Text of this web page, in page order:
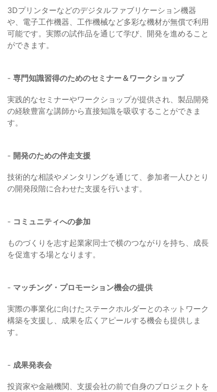
3Dプリンターなどのデジタルファブリケーション機器
や、電子工作機器、工作機械など多彩な機材が無償で利用
可能です。実際の試作品を通じて学び、開発を進めること
ができます。
- 専門知識習得のためのセミナー＆ワークショップ
実践的なセミナーやワークショップが提供され、製品開発
の経験豊富な講師から直接知識を吸収することができま
す。
- 開発のための伴走支援
技術的な相談やメンタリングを通じて、参加者一人ひとり
の開発段階に合わせた支援を行います。
- コミュニティへの参加
ものづくりを志す起業家同士で横のつながりを持ち、成長
を促進する場となります。
- マッチング・プロモーション機会の提供
実際の事業化に向けたステークホルダーとのネットワーク
構築を支援し、成果を広くアピールする機会も提供しま
す。
- 成果発表会
投資家や金融機関、支援会社の前で自身のプロジェクトを